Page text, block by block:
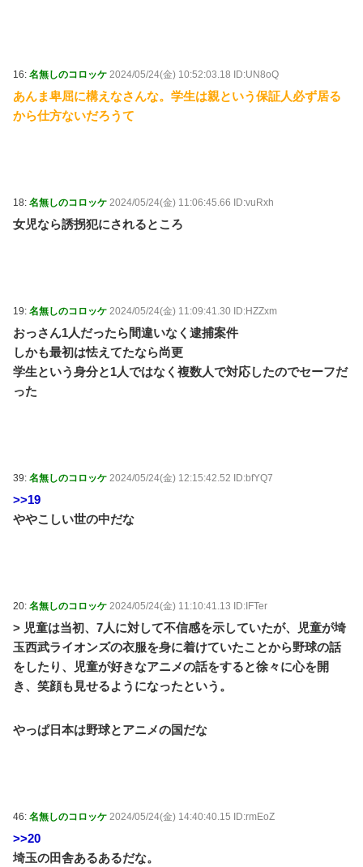
16: 名無しのコロッケ 2024/05/24(金) 10:52:03.18 ID:UN8oQ
あんま卑屈に構えなさんな。学生は親という保証人必ず居る
から仕方ないだろうて
18: 名無しのコロッケ 2024/05/24(金) 11:06:45.66 ID:vuRxh
女児なら誘拐犯にされるところ
19: 名無しのコロッケ 2024/05/24(金) 11:09:41.30 ID:HZZxm
おっさん1人だったら間違いなく逮捕案件
しかも最初は怯えてたなら尚更
学生という身分と1人ではなく複数人で対応したのでセーフだ
った
39: 名無しのコロッケ 2024/05/24(金) 12:15:42.52 ID:bfYQ7
>>19
ややこしい世の中だな
20: 名無しのコロッケ 2024/05/24(金) 11:10:41.13 ID:IFTer
> 児童は当初、7人に対して不信感を示していたが、児童が埼
玉西武ライオンズの衣服を身に着けていたことから野球の話
をしたり、児童が好きなアニメの話をすると徐々に心を開
き、笑顔も見せるようになったという。
やっぱ日本は野球とアニメの国だな
46: 名無しのコロッケ 2024/05/24(金) 14:40:40.15 ID:rmEoZ
>>20
埼玉の田舎あるあるだな。